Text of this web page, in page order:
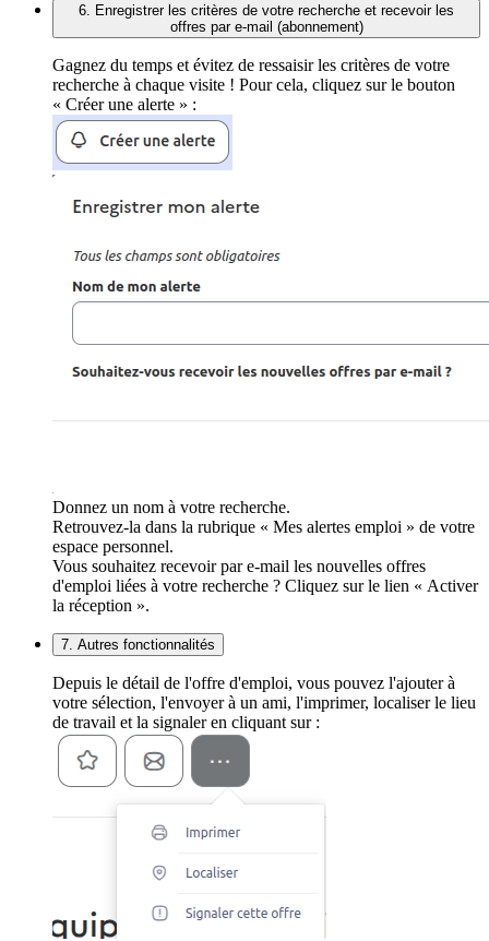
6. Enregistrer les critères de votre recherche et recevoir les
offres par e-mail (abonnement)
Gagnez du temps et évitez de ressaisir les critères de votre
recherche à chaque visite ! Pour cela, cliquez sur le bouton
« Créer une alerte » :
Donnez un nom à votre recherche.
Retrouvez-la dans la rubrique « Mes alertes emploi » de votre
espace personnel.
Vous souhaitez recevoir par e-mail les nouvelles offres
d'emploi liées à votre recherche ? Cliquez sur le lien « Activer
la réception ».
7. Autres fonctionnalités
Depuis le détail de l'offre d'emploi, vous pouvez l'ajouter à
votre sélection, l'envoyer à un ami, l'imprimer, localiser le lieu
de travail et la signaler en cliquant sur :